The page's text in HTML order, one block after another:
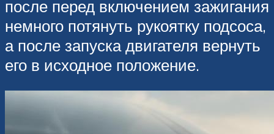
после перед включением зажигания
немного потянуть рукоятку подсоса,
а после запуска двигателя вернуть
его в исходное положение.